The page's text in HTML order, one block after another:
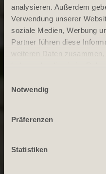
analysieren. Außerdem
Verwendung unserer
soziale Medien, Werbung
Partner führen diese
weiteren Daten
Notwendig
Präferenzen
Statistiken